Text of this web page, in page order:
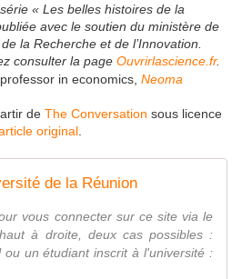
« Les belles histoires de la
avec le soutien du ministère de
la Recherche et de l’Innovation.
consulter la page Ouvrirlascience.fr.
professor in economics, Neoma
de The Conversation sous licence
original
de la Réunion
vous connecter sur ce site via le
à droite, deux cas possibles :
un étudiant inscrit à l'université :